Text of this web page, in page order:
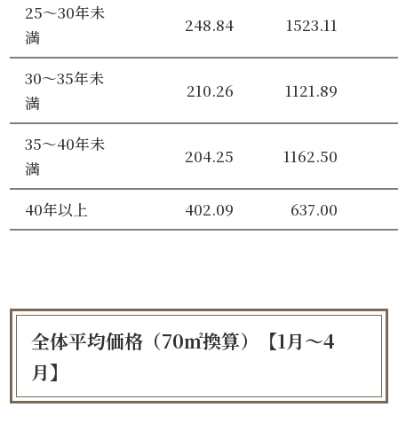
25～30年未
満
248.84 1523.11
30～35年未
満
210.26 1121.89
35～40年未
満
204.25 1162.50
40年以上 402.09 637.00
全体平均価格（70㎡換算）【1月～4
月】